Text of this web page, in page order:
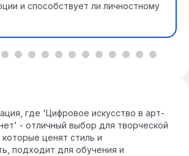
и способствует ли личностному
где 'Цифровое искусство в арт-
- отличный выбор для творческой
ценят стиль и
подходит для обучения и